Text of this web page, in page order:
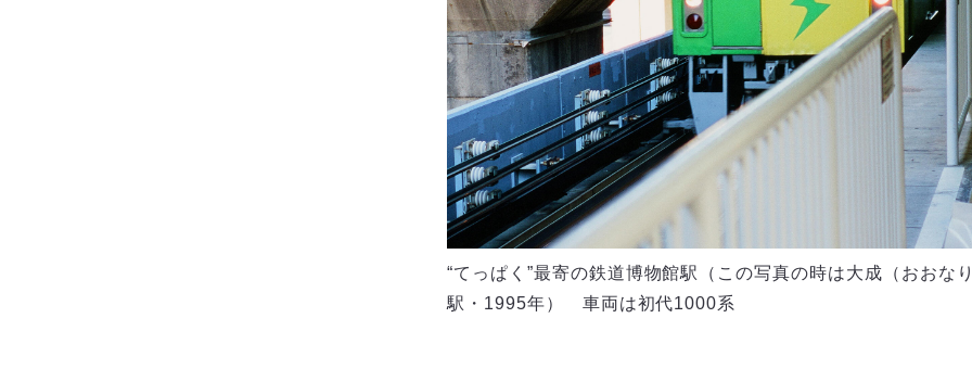
“てっぱく”最寄の鉄道博物館駅（この写真の時は大成（おおな
駅・1995年） 車両は初代1000系